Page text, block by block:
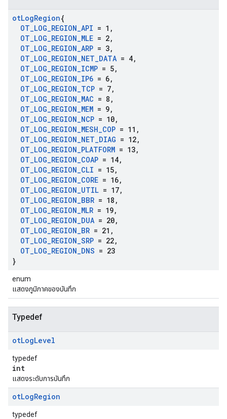
otLogRegion{
OT_LOG_REGION_API = 1 ,
OT_LOG_REGION_MLE = 2,
OT_LOG_REGION_ARP = 3,
OT_LOG_REGION_NET_DATA = 4,
OT_LOG_REGION_ICMP = 5,
OT_LOG_REGION_IP6 = 6,
OT_LOG_REGION_TCP = 7,
OT_LOG_REGION_MAC = 8 ,
OT_LOG_REGION_MEM = 9,
OT_LOG_REGION_NCP = 10,
OT_LOG_REGION_MESH_COP = 11 ,
OT_LOG_REGION_NET_DIAG = 12,
OT_LOG_REGION_PLATFORM = 13,
OT_LOG_REGION_COAP = 14,
OT_LOG_REGION_CLI = 15,
OT_LOG_REGION_CORE = 16,
OT_LOG_REGION_UTIL = 17,
OT_LOG_REGION_BBR = 18 ,
OT_LOG_REGION_MLR = 19,
OT_LOG_REGION_DUA = 20,
OT_LOG_REGION_BR = 21 ,
OT_LOG_REGION_SRP = 22,
OT_LOG_REGION_DNS = 23
}
enum
แสดงภูมิภาคของบันทึก
Typedef
otLogLevel
typedef
int
แสดงระดับการบันทึก
otLogRegion
typedef